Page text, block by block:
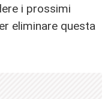
i prossimi
eliminare questa